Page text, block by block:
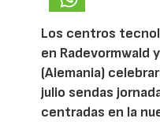
Los centros
en Radevormwald
(Alemania)
julio sendas
centradas en la